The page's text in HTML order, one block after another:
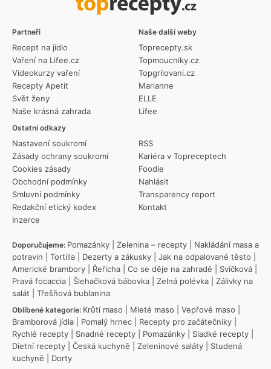
Partneři
Recept na jídlo
Vaření na Lifee.cz
Videokurzy vaření
Recepty Apetit
Svět ženy
Naše krásná zahrada
Ostatní odkazy
Nastavení soukromí
Zásady ochrany soukromí
Cookies zásady
Obchodní podmínky
Smluvní podmínky
Redakční etický kodex
Inzerce
RSS
Kariéra v Topreceptech
Foodie
Nahlásit
Transparency report
Kontakt
Naše další weby
Toprecepty.sk
Topmoucniky.cz
Topgrilovani.cz
Marianne
ELLE
Lifee
Doporučujeme: Pomazánky Zelenina – recepty
Nakládání masa a
potravin
Tortilla Dezerty a zákusky Jak na odpalované těsto
Americké brambory
Řeřicha Co se děje na zahradě Svíčková
Pravá focaccia
Šlehačková bábovka Zelná polévka
Zálivky na
salát
Třešňová bublanina
Oblíbené kategorie: Krůtí maso Mleté maso Vepřové maso
Bramborová jídla
Pomalý hrnec Recepty pro začátečníky
Rychlé recepty
Snadné recepty Pomazánky Sladké recepty
Dietní recepty
Česká kuchyně Zeleninové saláty
Studená
kuchyně
Dorty